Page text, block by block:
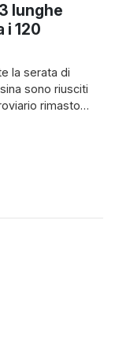
lunghe
i 120
la serata di
sono riusciti
rimasto
Targia da